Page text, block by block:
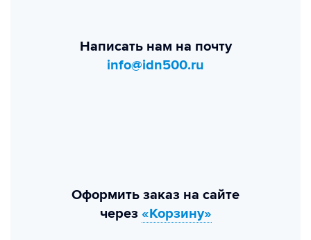
Написать нам на почту
info@idn500.ru
Оформить заказ на сайте
через «Корзину»